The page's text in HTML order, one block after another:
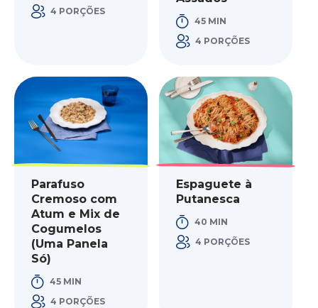
4 PORÇÕES
45 MIN
4 PORÇÕES
Parafuso
Cremoso com
Atum e Mix de
Cogumelos
(Uma Panela
Só)
45 MIN
4 PORÇÕES
Espaguete à
Putanesca
40 MIN
4 PORÇÕES